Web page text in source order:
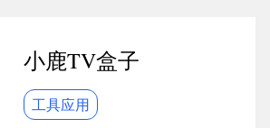
小鹿TV盒子
工具应用